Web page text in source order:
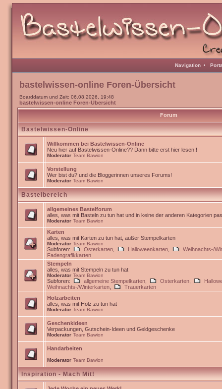
Navigation •
bastelwissen-online Foren-Übersicht
Boarddatum und Zeit: 06.08.2026, 19:48
bastelwissen-online Foren-Übersicht
Forum
Bastelwissen-Online
Willkommen bei Bastelwissen-Online
Neu hier auf Bastelwissen-Online?? Dann bitte erst hier lesen!!
Moderator Team Bawion
Vorstellung
Wer bist du? und die Bloggerinnen unseres Forums!
Moderator Team Bawion
Bastelbereich
allgemeines Bastelforum
alles, was mit Basteln zu tun hat und in keine der anderen Kategorien
Moderator Team Bawion
Karten
alles, was mit Karten zu tun hat, außer Stempelkarten
Moderator Team Bawion
Subforen: Osterkarten Halloweenkarten
Weihnachts-/
Fadengrafikkarten
Stempeln
alles, was mit Stempeln zu tun hat
Moderator Team Bawion
Subforen: allgemeine Stempelkarten Osterkarten
Weihnachts-/Winterkarten
Trauerkarten
Holzarbeiten
alles, was mit Holz zu tun hat
Moderator Team Bawion
Geschenkideen
Verpackungen, Gutschein-Ideen und Geldgeschenke
Moderator Team Bawion
Handarbeiten
Moderator Team Bawion
Inspiration - Mach Mit!